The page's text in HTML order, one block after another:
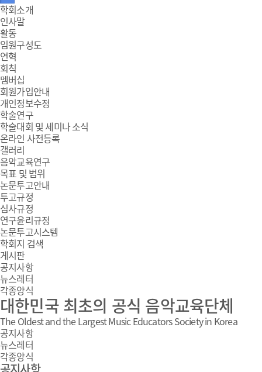
주
메
뉴
학회소개
인사말
활동
임원구성도
연혁
회칙
멤버십
회원가입안내
개인정보수정
학술연구
학술대회 및 세미나 소식
온라인 사전등록
갤러리
음악교육연구
목표 및 범위
논문투고안내
투고규정
심사규정
연구윤리규정
논문투고시스템
학회지 검색
게시판
공지사항
뉴스레터
각종양식
대한민국 최초의 공식 음악교육단체
The Oldest and the Largest Music Educators Society in Korea
공지사항
뉴스레터
각종양식